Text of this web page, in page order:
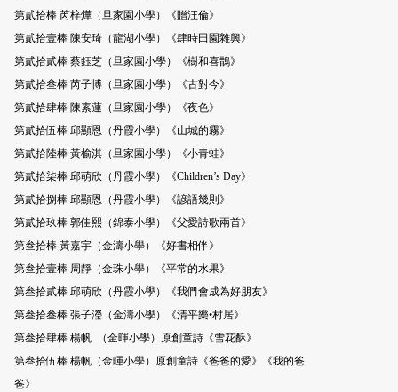
第貳拾棒 芮梓燁（旦家園小學）《贈汪倫》
第貳拾壹棒 陳安琦（龍湖小學）《肆時田園雜興》
第貳拾貳棒 蔡鈺芝（旦家園小學）《樹和喜鵲》
第貳拾叁棒 芮子博（旦家園小學）《古對今》
第貳拾肆棒 陳素蓮（旦家園小學）《夜色》
第貳拾伍棒 邱顯恩（丹霞小學）《山城的霧》
第貳拾陸棒 黃榆淇（旦家園小學）《小青蛙》
第貳拾柒棒 邱萌欣（丹霞小學）《Children’s Day》
第貳拾捌棒 邱顯恩（丹霞小學）《諺語幾則》
第貳拾玖棒 郭佳熙（錦泰小學）《父愛詩歌兩首》
第叁拾棒 黃嘉宇（金濤小學）《好書相伴》
第叁拾壹棒 周靜（金珠小學）《平常的水果》
第叁拾貳棒 邱萌欣（丹霞小學）《我們會成為好朋友》
第叁拾叁棒 張子瀅（金濤小學）《清平樂•村居》
第叁拾肆棒 楊帆 （金暉小學）原創童詩《雪花酥》
第叁拾伍棒 楊帆（金暉小學）原創童詩《爸爸的愛》《我的爸
爸》